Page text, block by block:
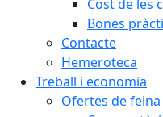
Cost de les
Bones
Contacte
Hemeroteca
Treball i economia
Ofertes de feina